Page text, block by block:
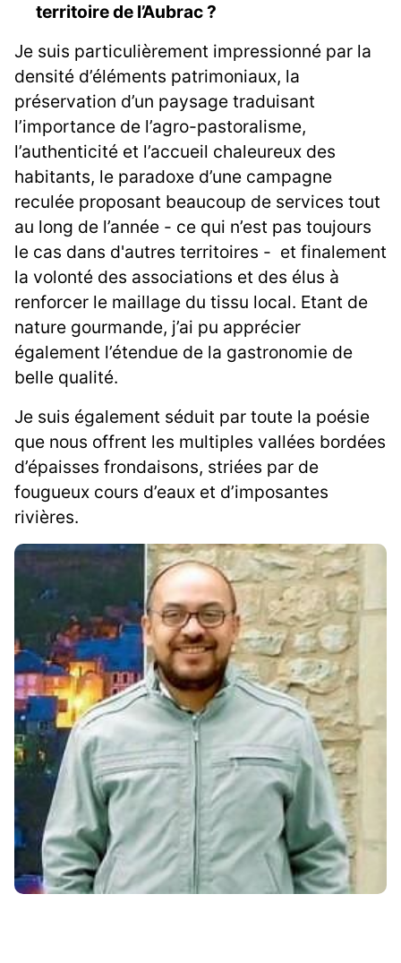
territoire de l’Aubrac ?
Je suis particulièrement impressionné par la
densité d’éléments patrimoniaux, la
préservation d’un paysage traduisant
l’importance de l’agro-pastoralisme,
l’authenticité et l’accueil chaleureux des
habitants, le paradoxe d’une campagne
reculée proposant beaucoup de services tout
au long de l’année - ce qui n’est pas toujours
le cas dans d'autres territoires - et finalement
la volonté des associations et des élus à
renforcer le maillage du tissu local. Etant de
nature gourmande, j’ai pu apprécier
également l’étendue de la gastronomie de
belle qualité.
Je suis également séduit par toute la poésie
que nous offrent les multiples vallées bordées
d’épaisses frondaisons, striées par de
fougueux cours d’eaux et d’imposantes
rivières.